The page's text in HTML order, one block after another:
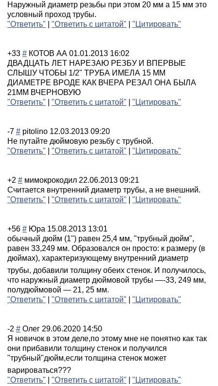
Наружный диаметр резьбы при этом 20 мм а 15 мм это
условный проход трубы.
"Ответить"
"Ответить с цитатой" "Цитировать"
+33 # КОТОВ АА 01.01.2013 16:02
ДВАДЦАТЬ ЛЕТ НАРЕЗАЮ РЕЗБУ И ВПЕРВЫЕ
СЛЫШУ ЧТОБЫ 1/2" ТРУБА ИМЕЛА 15 ММ
ДИАМЕТРЕ ВРОДЕ КАК ВЧЕРА РЕЗАЛ ОНА БЫЛА
21ММ ВЧЕРНОВУЮ
"Ответить"
"Ответить с цитатой" "Цитировать"
-7 # pitolino 12.03.2013 09:20
Не путайте дюймовую резьбу с трубной.
"Ответить"
"Ответить с цитатой" "Цитировать"
+2 # мимокрокодил 22.06.2013 09:21
Считается внутренний диаметр трубы, а не внешний.
"Ответить"
"Ответить с цитатой" "Цитировать"
+56 # Юра 15.08.2013 13:01
обычный дюйм (1") равен 25,4 мм, "трубный дюйм",
равен 33,249 мм. Образовался он просто: к размеру (в
дюймах), характеризующему внутренний диаметр
трубы, добавили толщину обеих стенок. И получилось,
что наружный диаметр дюймовой трубы —-33, 249 мм,
полудюймовой — 21, 25 мм.
"Ответить"
"Ответить с цитатой" "Цитировать"
-2 # Олег 29.06.2020 14:50
Я новичок в этом деле,по этому мне не понятно как так
они прибавили толщину стенок и получился
"трубный"дюйм,если толщина стенок может
варироваться???
"Ответить"
"Ответить с цитатой" "Цитировать"